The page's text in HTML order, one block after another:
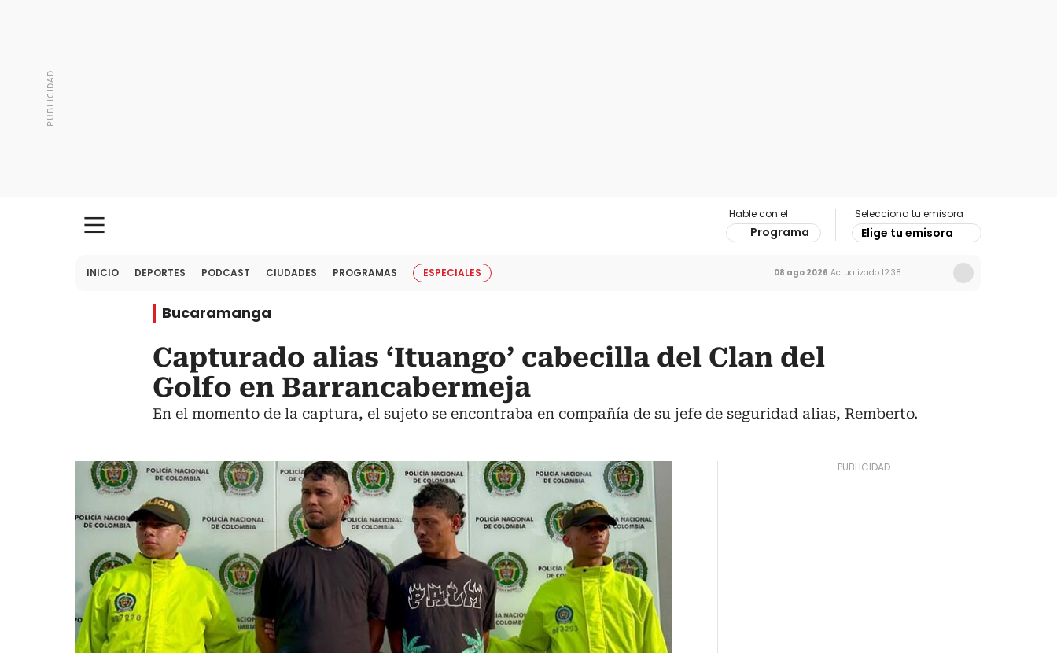
Hable con el
Programa
Selecciona tu emisora
Elige tu emisora
INICIO DEPORTES PODCAST CIUDADES PROGRAMAS ESPECIALES 08 ago 2026 Actualizado 12:38
Bucaramanga
Capturado alias ‘Ituango’ cabecilla del Clan del
Golfo en Barrancabermeja
En el momento de la captura, el sujeto se encontraba en compañía de su jefe de seguridad alias, Remberto.